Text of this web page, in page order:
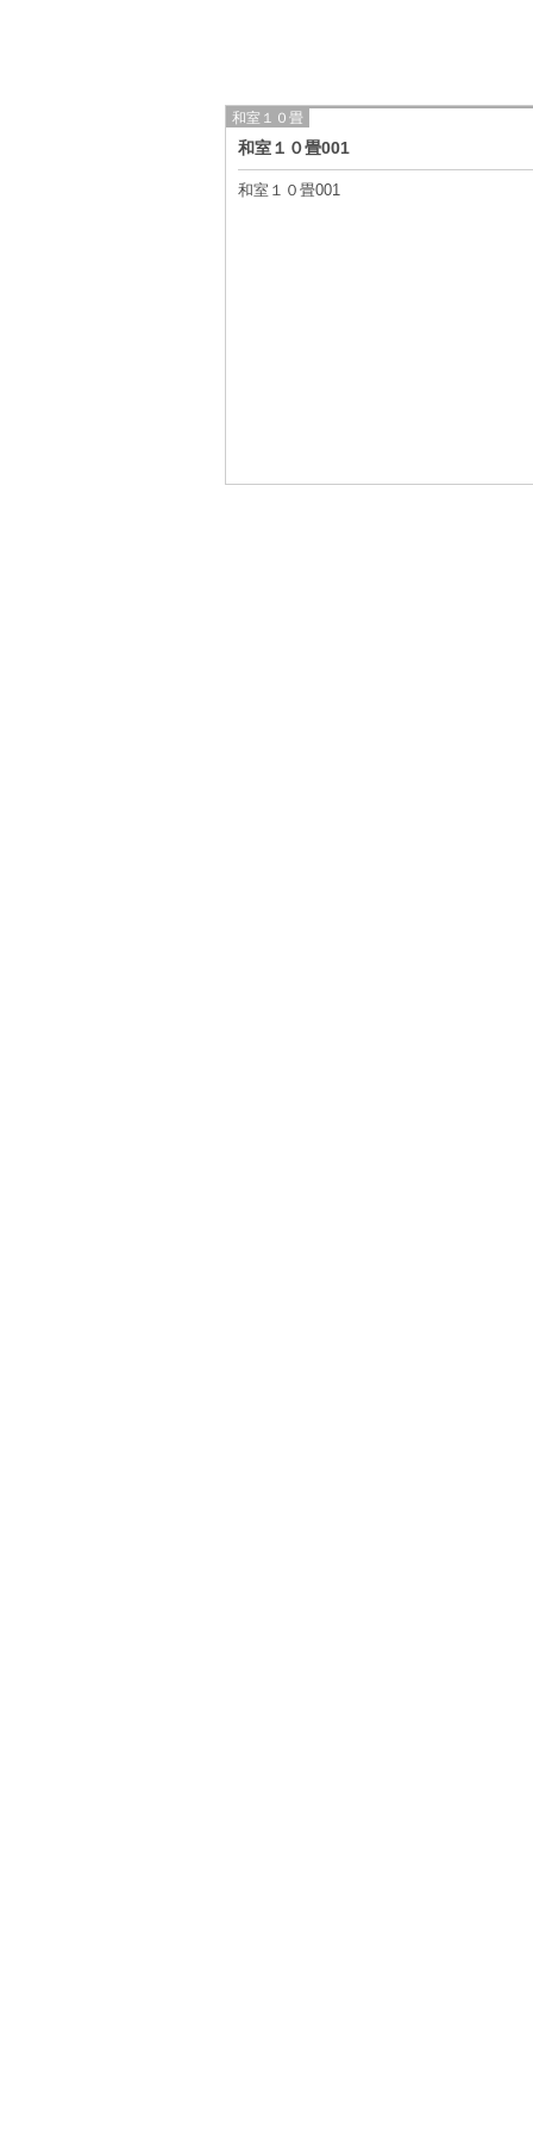
和室１０畳
和室１０畳001
和室１０畳001